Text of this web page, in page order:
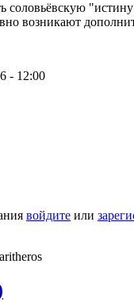
"истину
возникают
- 12:00
войдите или